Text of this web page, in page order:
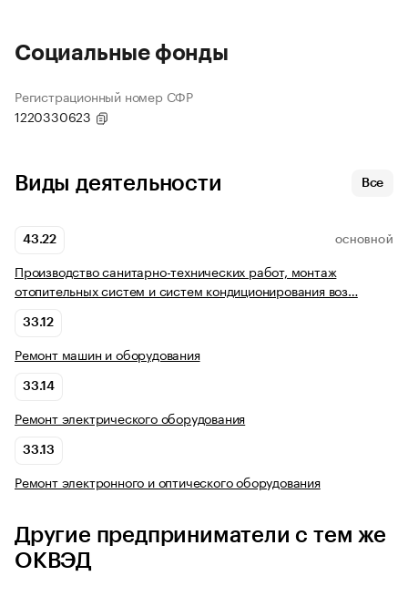
Социальные фонды
Регистрационный номер СФР
1220330623
Виды деятельности Все
43.22 ОСНОВНОЙ
Производство санитарно-технических работ, монтаж
отопительных систем и систем кондиционирования воз…
33.12
Ремонт машин и оборудования
33.14
Ремонт электрического оборудования
33.13
Ремонт электронного и оптического оборудования
Другие предприниматели с тем же
ОКВЭД